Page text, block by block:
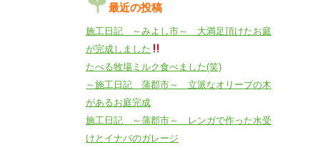
最近の投稿
施工日記 ～みよし市～ 大満足頂けたお庭
が完成しました
たべる牧場ミルク食べました(笑)
～施工日記 蒲郡市～ 立派なオリーブの木
があるお庭完成
施工日記 ～蒲郡市～ レンガで作った水受
けとイナバのガレージ